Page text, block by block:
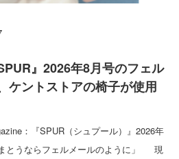
』2026年8月号のフェル
ケントストアの椅子が使用
：『SPUR（シュプール）』2026年
うならフェルメールのように」 現